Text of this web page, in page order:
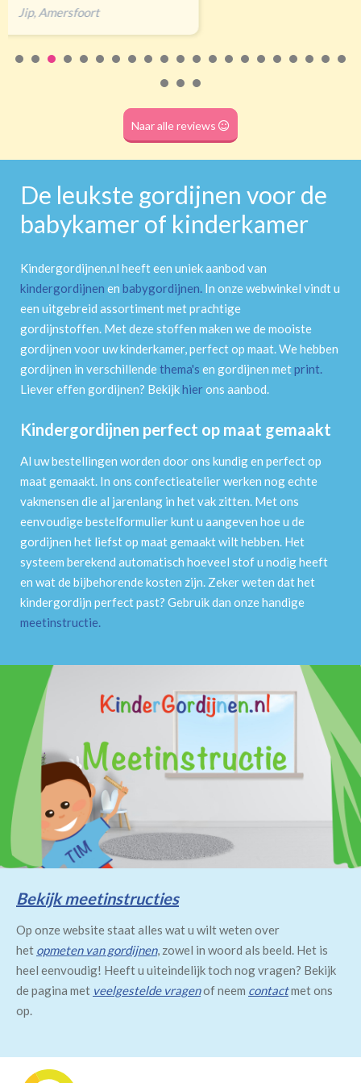
(dubbele tunnel)
Naar alle reviews
De leukste gordijnen voor de
babykamer of kinderkamer
Kindergordijnen.nl heeft een uniek aanbod van
kindergordijnen en babygordijnen. In onze webwinkel vindt u
een uitgebreid assortiment met prachtige
gordijnstoffen. Met deze stoffen maken we de mooiste
gordijnen voor uw kinderkamer, perfect op maat. We hebben
gordijnen in verschillendethema's en gordijnen metprint.
Liever effen gordijnen? Bekijkhierons aanbod.
Kindergordijnen perfect op maat gemaakt
Al uw bestellingen worden door ons kundig en perfect op
maat gemaakt. In ons confectieatelier werken nog echte
vakmensen die al jarenlang in het vak zitten. Met ons
eenvoudige bestelformulier kunt u aangeven hoe u de
gordijnen het liefst op maat gemaakt wilt hebben. Het
systeem berekend automatisch hoeveel stof u nodig heeft
en wat de bijbehorende kosten zijn. Zeker weten dat het
kindergordijn perfect past? Gebruik dan onze handige
meetinstructie.
Bekijk meetinstructies
Op onze website staat alles wat u wilt weten over
het opmeten van gordijnen, zowel in woord als beeld. Het is
heel eenvoudig! Heeft u uiteindelijk toch nog vragen? Bekijk
de pagina met veelgestelde vragenof neem contactmet ons
op.